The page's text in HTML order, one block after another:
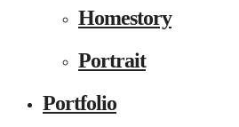
Homestory
Portrait
Portfolio